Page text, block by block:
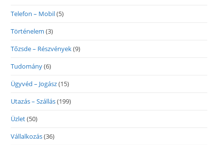
Telefon – Mobil(5)
Történelem (3)
Tőzsde – Részvények(9)
Tudomány(6)
Ügyvéd – Jogász(15)
Utazás – Szállás(199)
Üzlet(50)
Vállalkozás(36)